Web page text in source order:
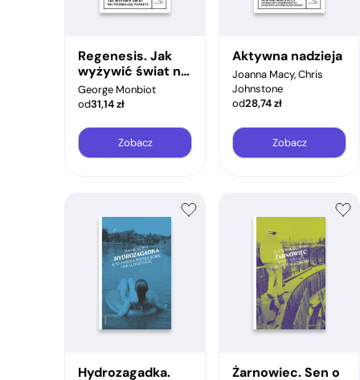
Regenesis. Jak
wyżywić świat nie
pożerając planety
George Monbiot
od31,14zł
Zobacz
Aktywna nadzieja
Joanna Macy, Chris
Johnstone
od28,74zł
Zobacz
Hydrozagadka.
Żarnowiec. Sen o